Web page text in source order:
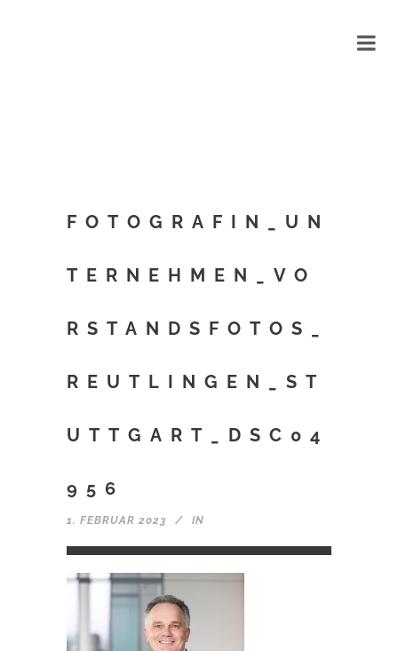
FOTOGRAFIN_UN
TERNEHMEN_VO
RSTANDSFOTOS_
REUTLINGEN_ST
UTTGART_DSC04
956
1. FEBRUAR 2023 IN